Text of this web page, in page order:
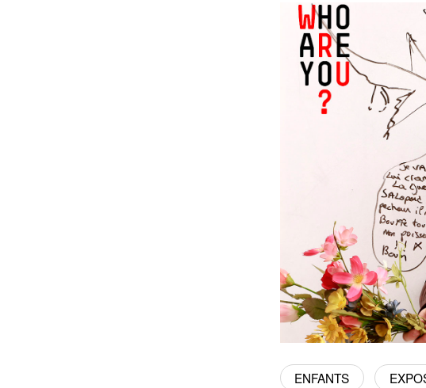
ENFANTS